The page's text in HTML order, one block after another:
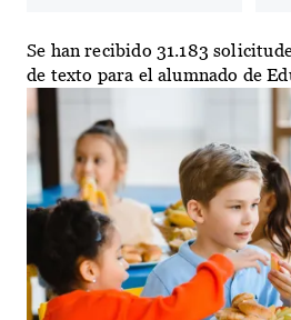
Se han recibido 31.183
de texto para el alumnado de